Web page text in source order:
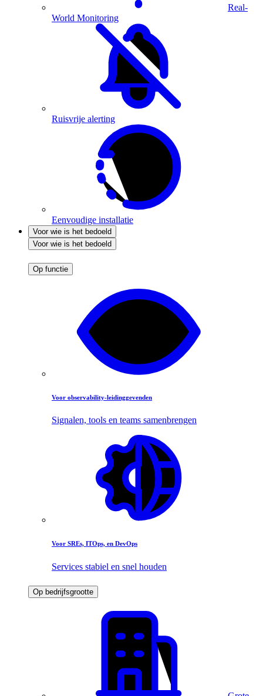
Real-
World Monitoring
Ruisvrije alerting
Eenvoudige installatie
Voor wie is het bedoeld
Voor wie is het bedoeld
Op functie
Voor observability-leidinggevenden
Signalen, tools en teams samenbrengen
Voor SREs, ITOps, en DevOps
Services stabiel en snel houden
Op bedrijfsgrootte